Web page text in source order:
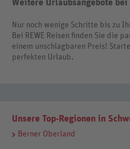
Weitere Urlaubsangebote bei
Nur noch wenige Schritte bis zu
Bei REWE Reisen finden Sie die
einem unschlagbaren Preis!
perfekten Urlaub.
Unsere Top-Regionen in
Berner Oberland